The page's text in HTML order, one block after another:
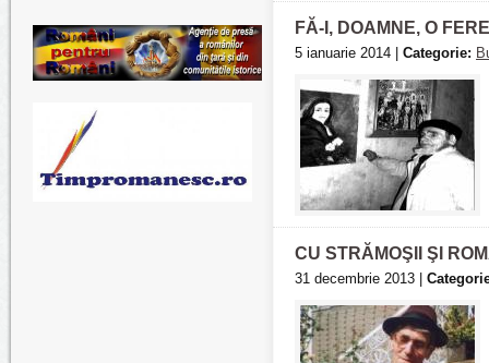
FĂ-I, DOAMNE, O
5 ianuarie 2014 | Categorie:
CU STRĂMOŞII ŞI
31 decembrie 2013 |